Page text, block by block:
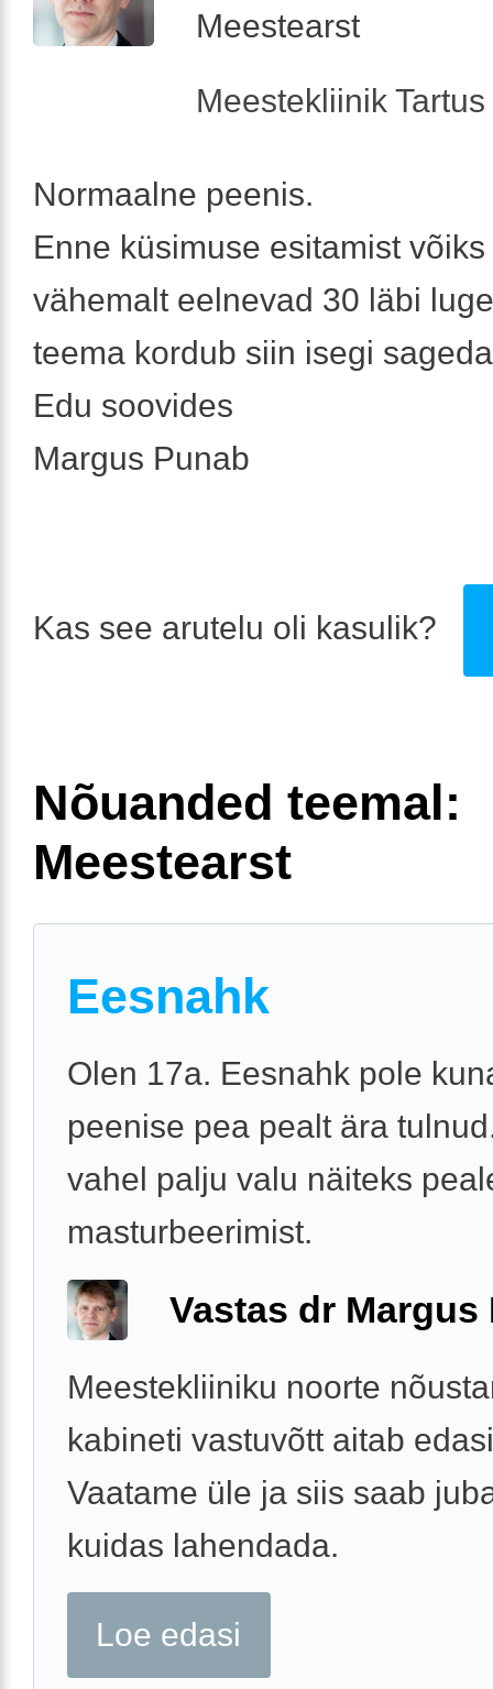
Meestearst
Meestekliinik
Normaalne peenis.
Enne küsimuse esitamist
vähemalt eelnevad 30 läbi
teema kordub siin isegi
Edu soovides
Margus Punab
Kas see arutelu oli kasulik?
Nõuanded teemal:
Meestearst
Eesnahk
Olen 17a. Eesnahk pole
peenise pea pealt ära
vahel palju valu näiteks
masturbeerimist.
Vastas dr Margus
Meestekliiniku noorte
kabineti vastuvõtt aitab
Vaatame üle ja siis saab
kuidas lahendada.
Loe edasi